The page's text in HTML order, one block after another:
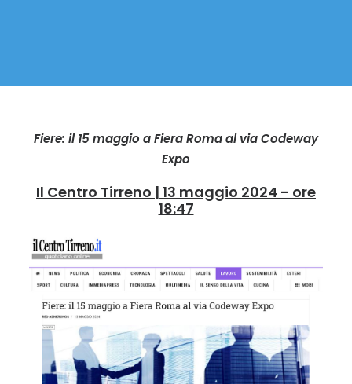
Fiere: il 15 maggio a Fiera Roma al via Codeway
Expo
Il Centro Tirreno | 13 maggio 2024 - ore
18:47